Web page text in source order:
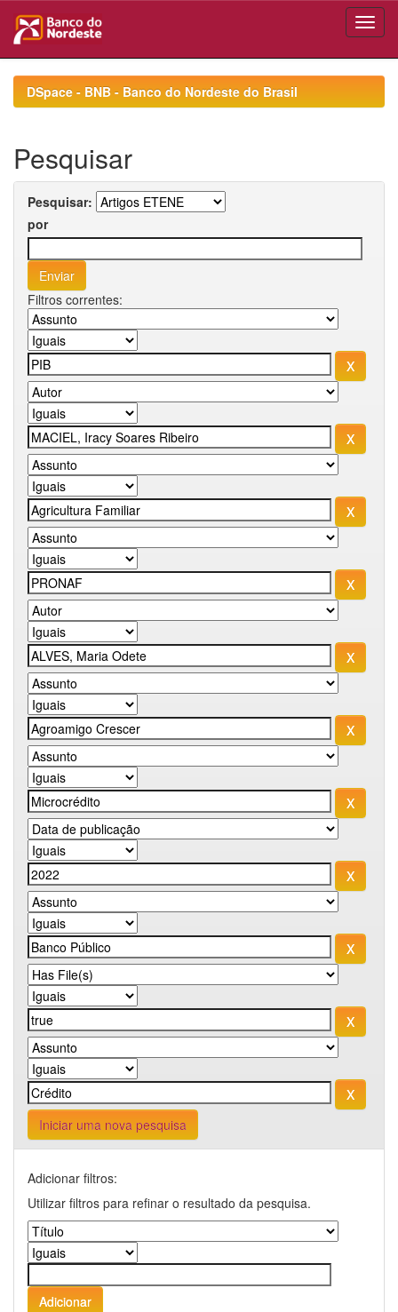
navigationDSpace - BNB - Banco do Nordeste do Brasil
Pesquisar
Pesquisar:
por
Filtros correntes:
Iniciar uma nova pesquisa
Adicionar filtros:
Utilizar filtros para refinar o resultado da pesquisa.